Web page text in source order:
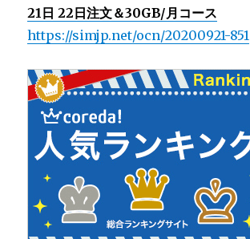
21日 22日注文＆30GB/月コース
https://simjp.net/ocn/20200921-851